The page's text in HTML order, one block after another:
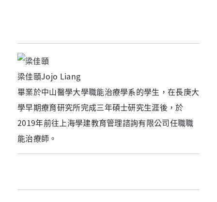
梁佳頤Jojo Liang
畢業於中山醫學大學職能治療學系的學生，在長庚大
學早期療育研究所完成三年碩士研究生涯後，於
2019年前往上海學建教育管理諮詢有限公司任職職
能治療師。